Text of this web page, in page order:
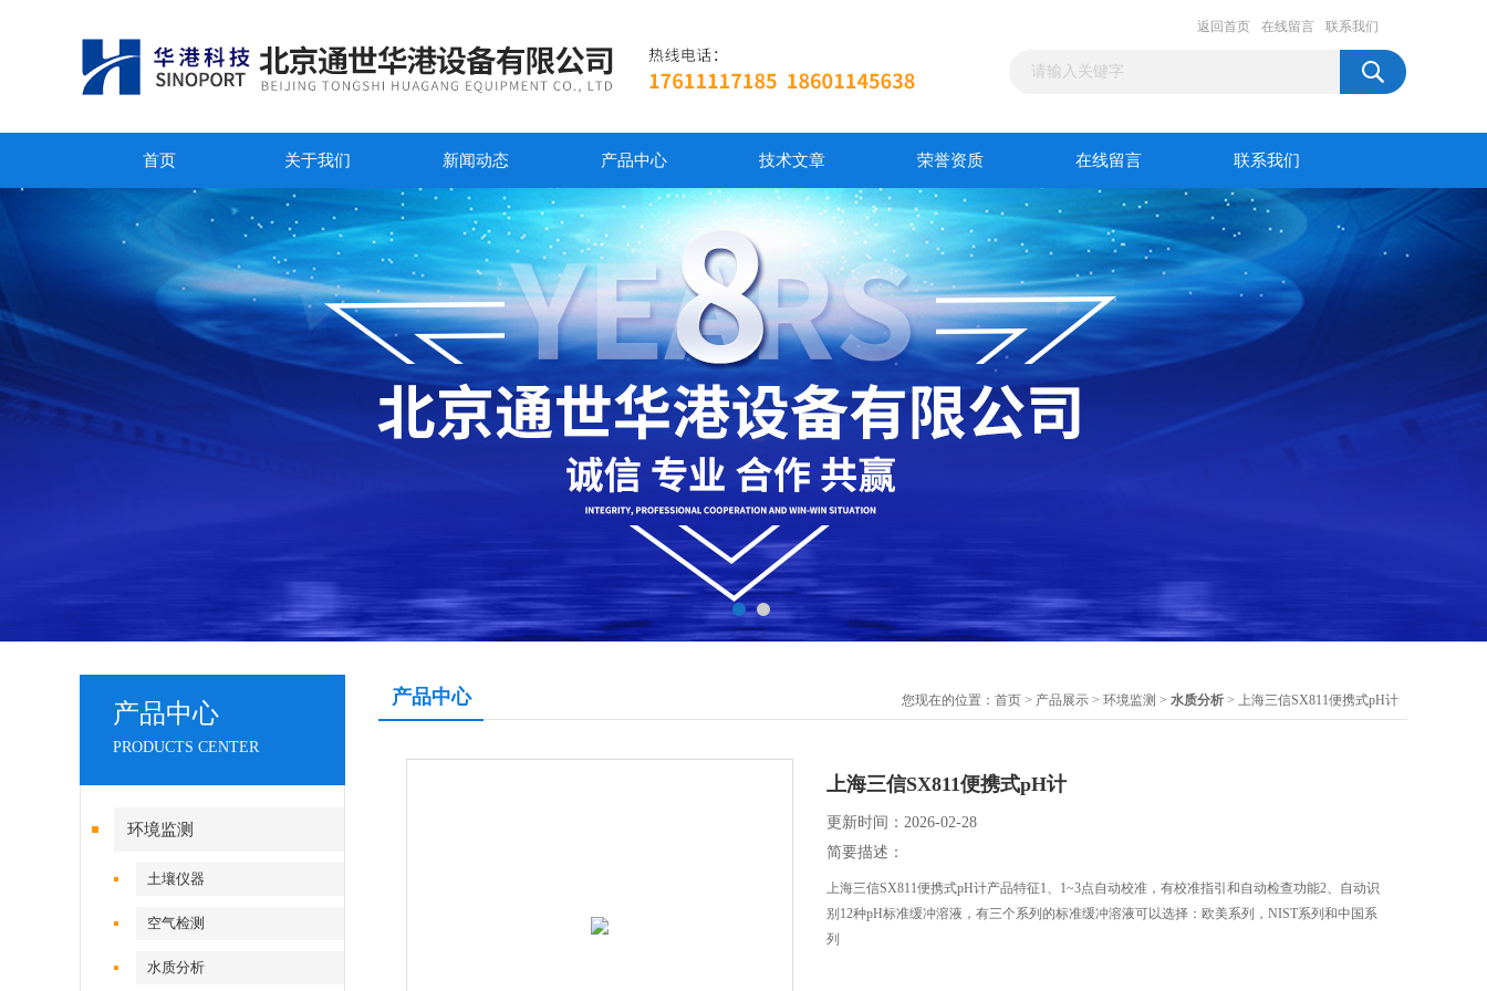
返回首页 在线留言 联系我们
首页 关于我们 新闻动态 产品中心 技术文章 荣誉资质 在线留言 联系我们
产品中心
PRODUCTS CENTER
环境监测
土壤仪器
空气检测
水质分析
产品中心 您现在的位置： 首页 > 产品展示 > 环境监测 > 水质分析 > 上海三信SX811便携式pH计
上海三信SX811便携式pH计
更新时间：2026-02-28
简要描述：
上海三信SX811便携式pH计产品特征1、1~3点自动校准，有校准指引和自动检查功能2、自动识
别12种pH标准缓冲溶液，有三个系列的标准缓冲溶液可以选择：欧美系列，NIST系列和中国系
列